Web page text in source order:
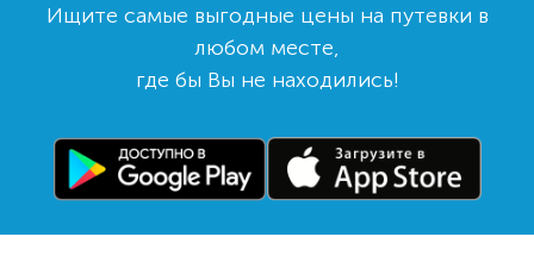
Ищите самые выгодные цены на путевки в
любом месте,
где бы Вы не находились!